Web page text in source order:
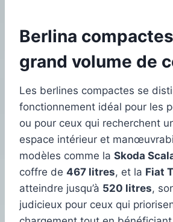
Berlina
grand volume de
Les berlines compactes se
fonctionnement idéal pour les
ou pour ceux qui recherchent
espace intérieur et
modèles comme la Skoda
coffre de 467 litres, et la Fiat
atteindre jusqu’à 520 litres,
judicieux pour ceux qui